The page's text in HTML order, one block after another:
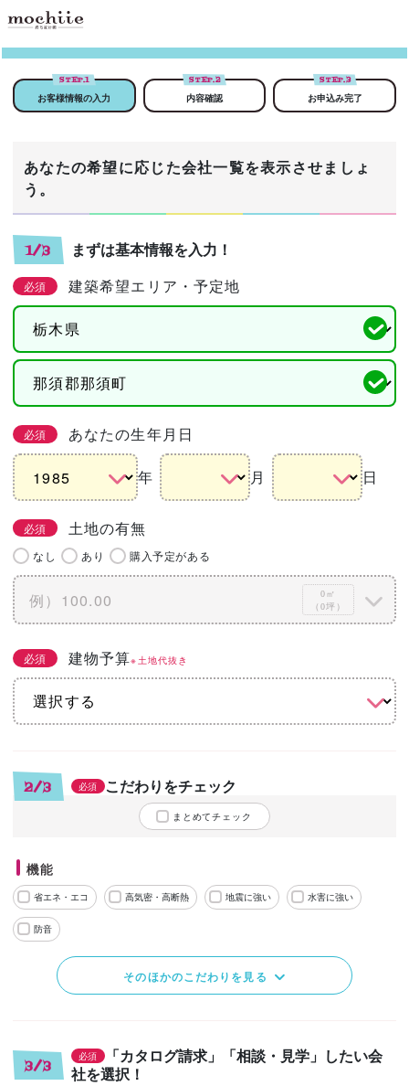
STEP.1
お客様情報の入力
STEP.2
内容確認
STEP.3
お申込み完了
あなたの希望に応じた会社一覧を表示させましょ
う。
1/3 まずは基本情報を入力！
必須 建築希望エリア・予定地
必須 あなたの生年月日
年 月 日
必須 土地の有無
なし あり 購入予定がある
0㎡
（0坪）
必須 建物予算※土地代抜き
2/3 必須 こだわりをチェック
まとめてチェック
機能
省エネ・エコ 高気密・高断熱 地震に強い 水害に強い
防音
そのほかのこだわりを見る
3/3
必須
「カタログ請求」「相談・見学」したい会
社を選択！